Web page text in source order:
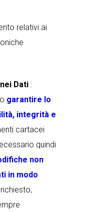
relativi ai
Dati :
garantire lo
integrità e
cartacei
quindi
non
in modo